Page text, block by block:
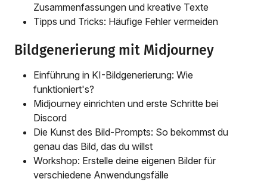
Zusammenfassungen und kreative Texte
Tipps und Tricks: Häufige Fehler vermeiden
Bildgenerierung mit Midjourney
Einführung in KI-Bildgenerierung: Wie
funktioniert's?
Midjourney einrichten und erste Schritte bei
Discord
Die Kunst des Bild-Prompts: So bekommst du
genau das Bild, das du willst
Workshop: Erstelle deine eigenen Bilder für
verschiedene Anwendungsfälle